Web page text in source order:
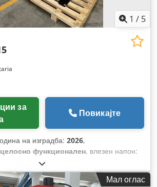
1 / 5
Повикајте
на изградба: 2026,
целосно функционален, влезен напон:
Мал оглас